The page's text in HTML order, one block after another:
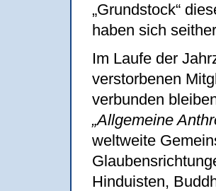
„Grundstock“
haben sich
Im Laufe der
verstorbenen
verbunden
„Allgemeine
weltweite
Hinduisten,